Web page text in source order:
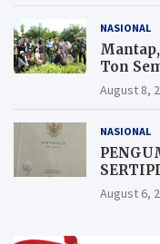
NASIONAL
Ton
Pangan
August 8,
NASIONAL
August 6,